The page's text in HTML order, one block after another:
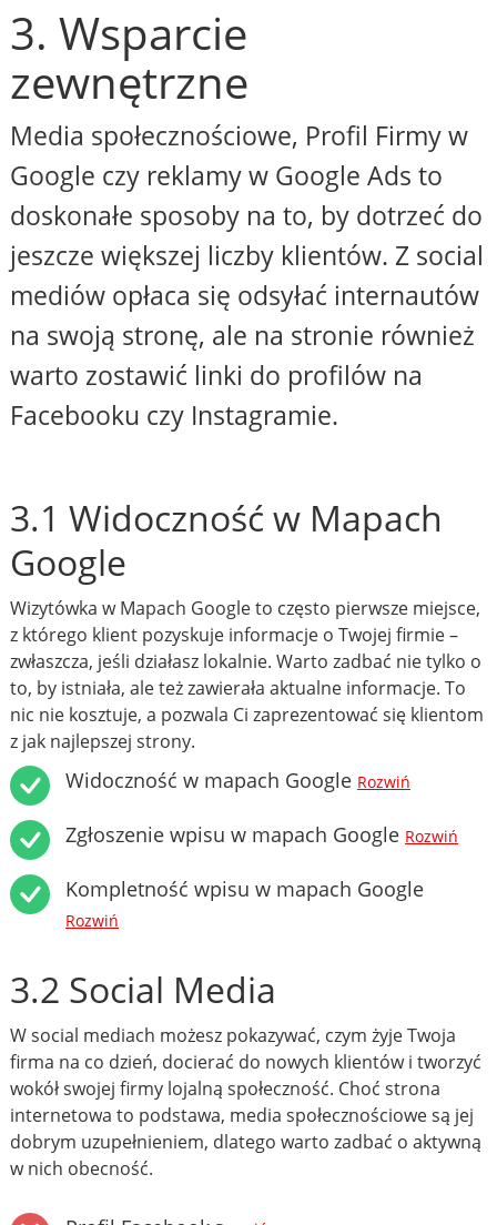
3. Wsparcie
zewnętrzne
Media społecznościowe, Profil Firmy w
Google czy reklamy w Google Ads to
doskonałe sposoby na to, by dotrzeć do
jeszcze większej liczby klientów. Z social
mediów opłaca się odsyłać internautów
na swoją stronę, ale na stronie również
warto zostawić linki do profilów na
Facebooku czy Instagramie.
3.1 Widoczność w Mapach
Google
Wizytówka w Mapach Google to często pierwsze miejsce,
z którego klient pozyskuje informacje o Twojej firmie –
zwłaszcza, jeśli działasz lokalnie. Warto zadbać nie tylko o
to, by istniała, ale też zawierała aktualne informacje. To
nic nie kosztuje, a pozwala Ci zaprezentować się klientom
z jak najlepszej strony.
Widoczność w mapach Google Rozwiń
Zgłoszenie wpisu w mapach Google Rozwiń
Kompletność wpisu w mapach Google
Rozwiń
3.2 Social Media
W social mediach możesz pokazywać, czym żyje Twoja
firma na co dzień, docierać do nowych klientów i tworzyć
wokół swojej firmy lojalną społeczność. Choć strona
internetowa to podstawa, media społecznościowe są jej
dobrym uzupełnieniem, dlatego warto zadbać o aktywną
w nich obecność.